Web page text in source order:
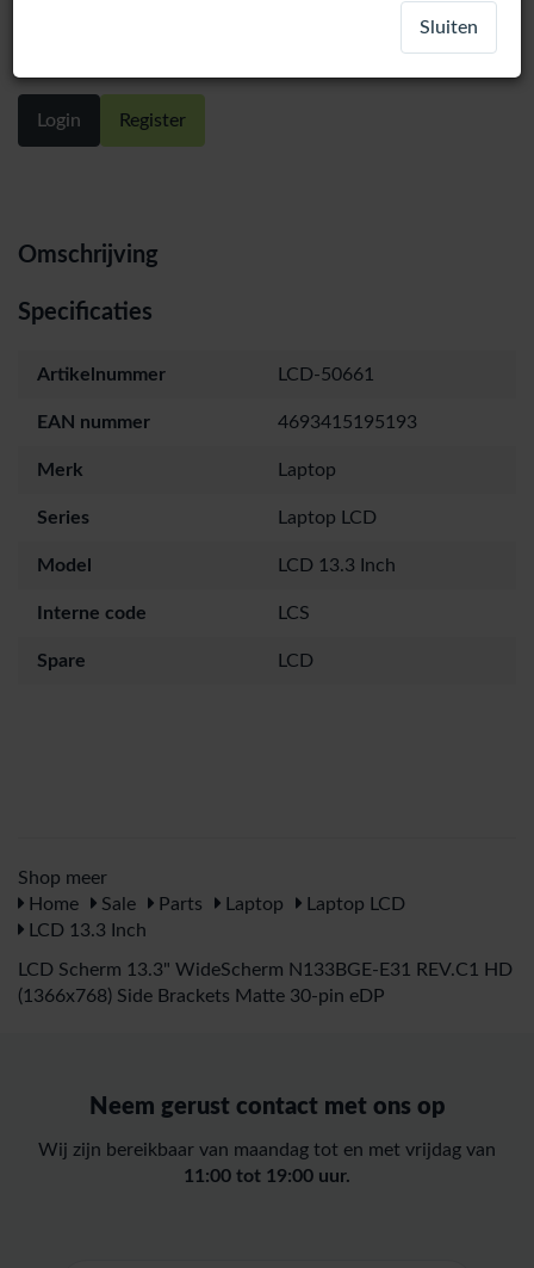
N133BGE-E31 REV.C1 HD (1366x768)
Side Brackets Matte 30-pin eDP
Login Register
Omschrijving
Specificaties
Artikelnummer LCD-50661
EAN nummer 4693415195193
Merk Laptop
Series Laptop LCD
Model LCD 13.3 Inch
Interne code LCS
Spare LCD
Shop meer
Home
Sale Parts Laptop
Laptop LCD
LCD 13.3 Inch
LCD Scherm 13.3" WideScherm N133BGE-E31 REV.C1 HD
(1366x768) Side Brackets Matte 30-pin eDP
Neem gerust contact met ons op
Wij zijn bereikbaar van maandag tot en met vrijdag van
11:00 tot 19:00 uur.
Sluiten